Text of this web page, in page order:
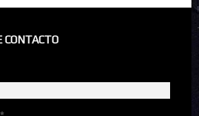
CONTACTO